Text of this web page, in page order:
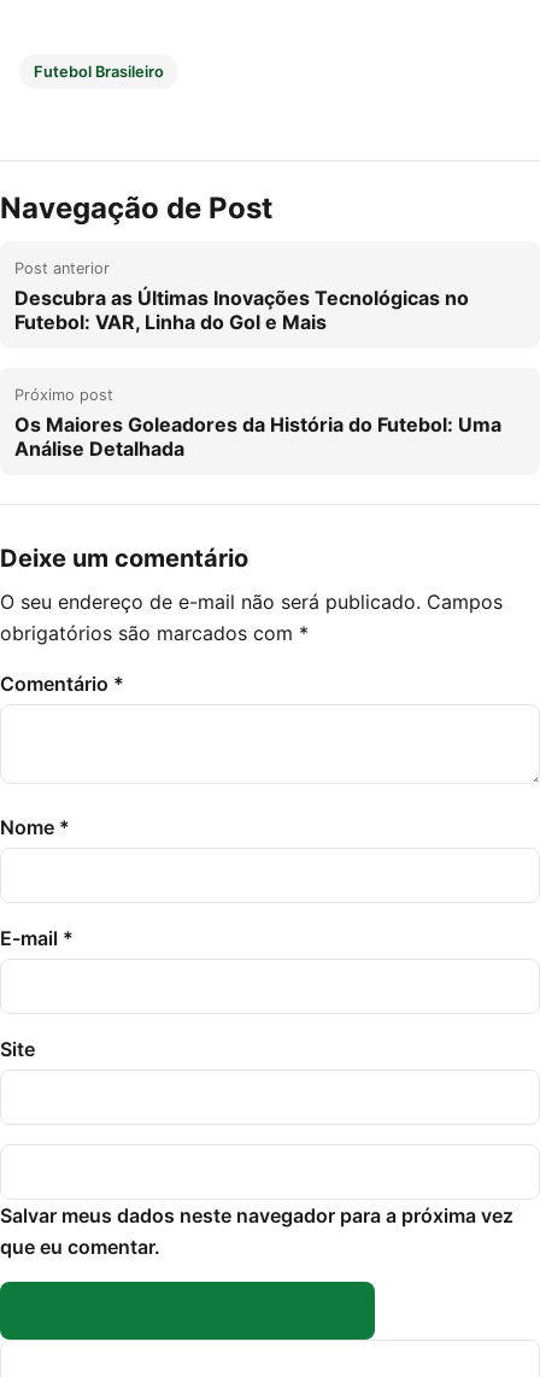
Futebol Brasileiro
Navegação de Post
Post anterior
Descubra as Últimas Inovações Tecnológicas no
Futebol: VAR, Linha do Gol e Mais
Próximo post
Os Maiores Goleadores da História do Futebol: Uma
Análise Detalhada
Deixe um comentário
O seu endereço de e-mail não será publicado. Campos
obrigatórios são marcados com *
Comentário *
Nome *
E-mail *
Site
Salvar meus dados neste navegador para a próxima vez
que eu comentar.